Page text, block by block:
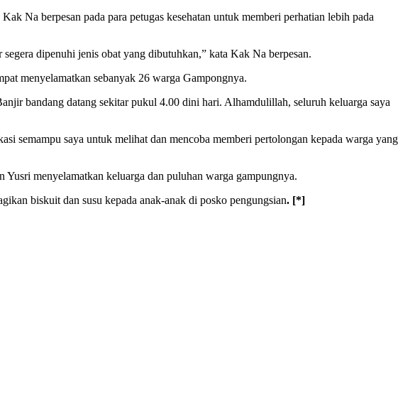
Na berpesan pada para petugas kesehatan untuk memberi perhatian lebih pada
dipenuhi jenis obat yang dibutuhkan,” kata Kak Na berpesan.
menyelamatkan sebanyak 26 warga Gampongnya.
bandang datang sekitar pukul 4.00 dini hari. Alhamdulillah, seluruh keluarga saya
semampu saya untuk melihat dan mencoba memberi pertolongan kepada warga yang
menyelamatkan keluarga dan puluhan warga gampungnya.
biskuit dan susu kepada anak-anak di posko pengungsian. [*]